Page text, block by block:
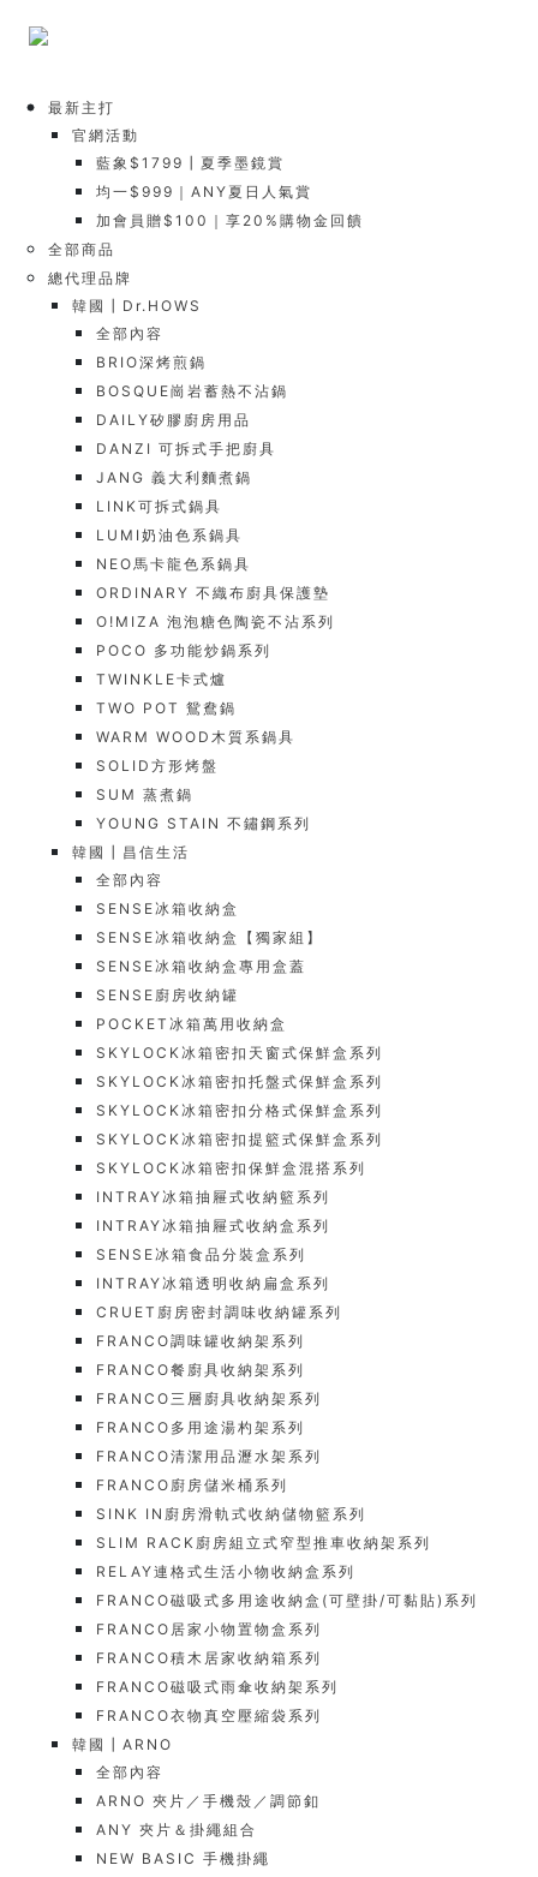
最新主打
官網活動
藍象$1799┃夏季墨鏡賞
均一$999｜ANY夏日人氣賞
加會員贈$100｜享20%購物金回饋
全部商品
總代理品牌
韓國┃Dr.HOWS
全部內容
BRIO深烤煎鍋
BOSQUE崗岩蓄熱不沾鍋
DAILY矽膠廚房用品
DANZI 可拆式手把廚具
JANG 義大利麵煮鍋
LINK可拆式鍋具
LUMI奶油色系鍋具
NEO馬卡龍色系鍋具
ORDINARY 不織布廚具保護墊
O!MIZA 泡泡糖色陶瓷不沾系列
POCO 多功能炒鍋系列
TWINKLE卡式爐
TWO POT 鴛鴦鍋
WARM WOOD木質系鍋具
SOLID方形烤盤
SUM 蒸煮鍋
YOUNG STAIN 不鏽鋼系列
韓國┃昌信生活
全部內容
SENSE冰箱收納盒
SENSE冰箱收納盒【獨家組】
SENSE冰箱收納盒專用盒蓋
SENSE廚房收納罐
POCKET冰箱萬用收納盒
SKYLOCK冰箱密扣天窗式保鮮盒系列
SKYLOCK冰箱密扣托盤式保鮮盒系列
SKYLOCK冰箱密扣分格式保鮮盒系列
SKYLOCK冰箱密扣提籃式保鮮盒系列
SKYLOCK冰箱密扣保鮮盒混搭系列
INTRAY冰箱抽屜式收納籃系列
INTRAY冰箱抽屜式收納盒系列
SENSE冰箱食品分裝盒系列
INTRAY冰箱透明收納扁盒系列
CRUET廚房密封調味收納罐系列
FRANCO調味罐收納架系列
FRANCO餐廚具收納架系列
FRANCO三層廚具收納架系列
FRANCO多用途湯杓架系列
FRANCO清潔用品瀝水架系列
FRANCO廚房儲米桶系列
SINK IN廚房滑軌式收納儲物籃系列
SLIM RACK廚房組立式窄型推車收納架系列
RELAY連格式生活小物收納盒系列
FRANCO磁吸式多用途收納盒(可壁掛/可黏貼)系列
FRANCO居家小物置物盒系列
FRANCO積木居家收納箱系列
FRANCO磁吸式雨傘收納架系列
FRANCO衣物真空壓縮袋系列
韓國┃ARNO
全部內容
ARNO 夾片／手機殼／調節釦
ANY 夾片＆掛繩組合
NEW BASIC 手機掛繩